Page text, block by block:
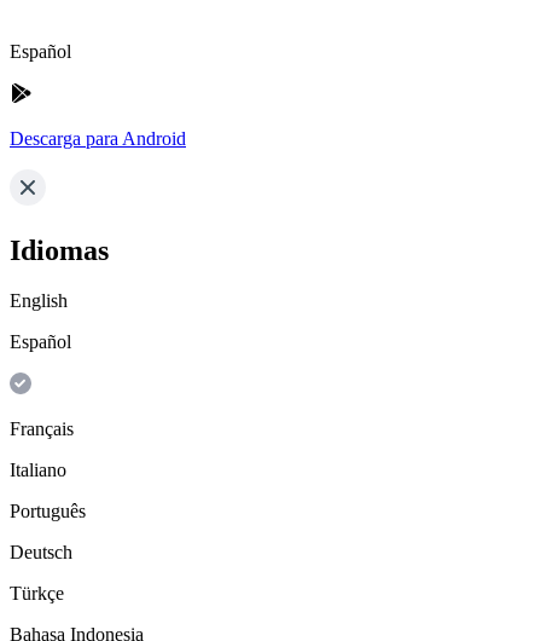
Español
Descarga para Android
Idiomas
English
Español
Français
Italiano
Português
Deutsch
Türkçe
Bahasa Indonesia